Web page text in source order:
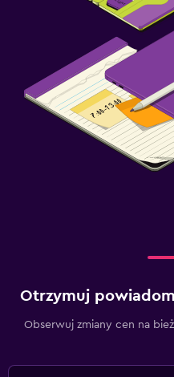
Otrzymuj
Obserwuj zmiany cen na